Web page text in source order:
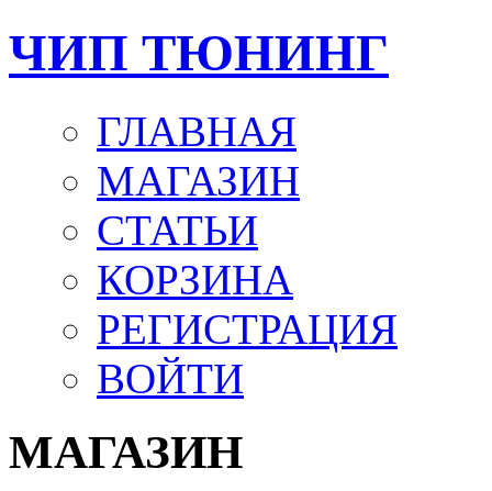
ЧИП ТЮНИНГ
ГЛАВНАЯ
МАГАЗИН
СТАТЬИ
КОРЗИНА
РЕГИСТРАЦИЯ
ВОЙТИ
МАГАЗИН